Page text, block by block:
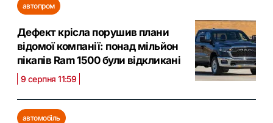
автопром
Дефект крісла порушив плани
відомої компанії: понад мільйон
пікапів Ram 1500 були відкликані
9 серпня 11:59
автомобіль